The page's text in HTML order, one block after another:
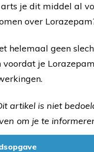
je dit middel al
over
helemaal geen
voordat je
artikel is niet
om je te